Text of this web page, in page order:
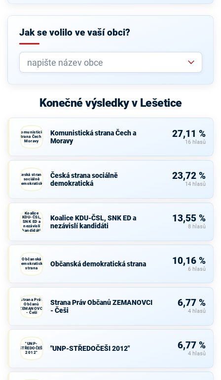
Jak se volilo ve vaší obci?
Konečné výsledky v Lešetice
Komunistická
strana Čech a
Moravy
Komunistická strana Čech a
Moravy
27,11 %
16 hlasů
Česká strana
sociálně
demokratická
Česká strana sociálně
demokratická
23,72 %
14 hlasů
Koalice
KDU-ČSL,
SNK ED a
nezávislí
kandidáti
Koalice KDU-ČSL, SNK ED a
nezávislí kandidáti
13,55 %
8 hlasů
Občanská
demokratická
strana
Občanská demokratická strana 10,16 %
6 hlasů
Strana Práv
Občanů
ZEMANOVCI
- Češi
Strana Práv Občanů ZEMANOVCI
- Češi
6,77 %
4 hlasů
"UNP-
STŘEDOČEŠI
2012"
"UNP-STŘEDOČEŠI 2012" 6,77 %
4 hlasů